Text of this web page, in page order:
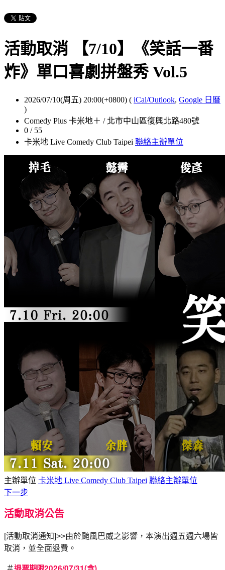
活動取消 【7/10】《笑話一番
炸》單口喜劇拼盤秀 Vol.5
2026/07/10(周五) 20:00(+0800) ( iCal/Outlook, Google 日曆
)
Comedy Plus 卡米地＋ / 北市中山區復興北路480號
0 / 55
卡米地 Live Comedy Club Taipei 聯絡主辦單位
主辦單位 卡米地 Live Comedy Club Taipei 聯絡主辦單位
下一步
活動取消公告
[活動取消通知]>>由於颱風巴威之影響，本演出週五週六場皆
取消，並全面退費。
＃退票期限 含